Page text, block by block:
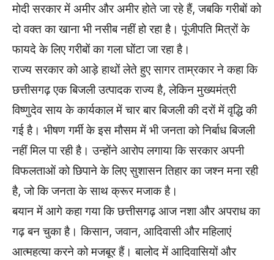
मोदी सरकार में अमीर और अमीर होते जा रहे हैं, जबकि गरीबों को
दो वक्त का खाना भी नसीब नहीं हो रहा है। पूंजीपति मित्रों के
फायदे के लिए गरीबों का गला घोंटा जा रहा है।
राज्य सरकार को आड़े हाथों लेते हुए सागर ताम्रकार ने कहा कि
छत्तीसगढ़ एक बिजली उत्पादक राज्य है, लेकिन मुख्यमंत्री
विष्णुदेव साय के कार्यकाल में चार बार बिजली की दरों में वृद्धि की
गई है। भीषण गर्मी के इस मौसम में भी जनता को निर्बाध बिजली
नहीं मिल पा रही है। उन्होंने आरोप लगाया कि सरकार अपनी
विफलताओं को छिपाने के लिए सुशासन तिहार का जश्न मना रही
है, जो कि जनता के साथ क्रूर मजाक है।
बयान में आगे कहा गया कि छत्तीसगढ़ आज नशा और अपराध का
गढ़ बन चुका है। किसान, जवान, आदिवासी और महिलाएं
आत्महत्या करने को मजबूर हैं। बालोद में आदिवासियों और